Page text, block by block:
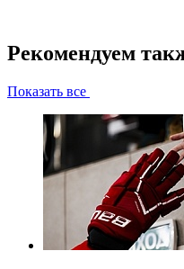
Рекомендуем
Показать все